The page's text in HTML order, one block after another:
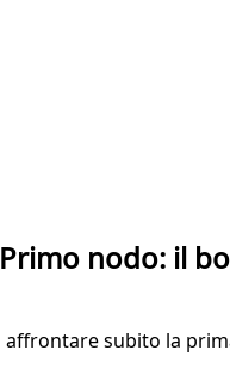
nodo: il
subito la